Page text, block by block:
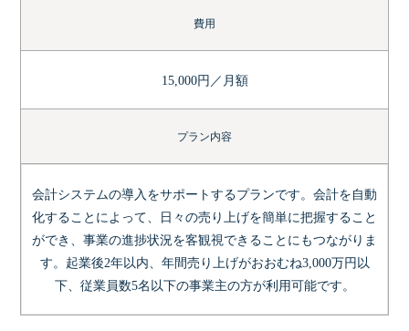
費用
15,000円／月額
プラン内容
会計システムの導入をサポートするプランです。会計を自動
化することによって、日々の売り上げを簡単に把握すること
ができ、事業の進捗状況を客観視できることにもつながりま
す。起業後2年以内、年間売り上げがおおむね3,000万円以
下、従業員数5名以下の事業主の方が利用可能です。